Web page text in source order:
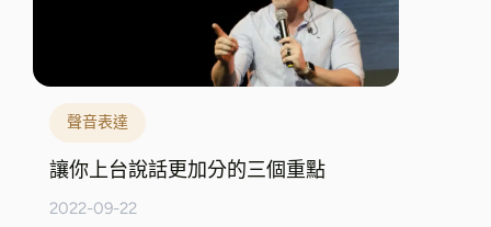
聲音表達
讓你上台說話更加分的三個重點
2022-09-22